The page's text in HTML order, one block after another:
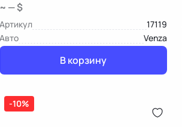
~ — $
Артикул
17119
Авто
Venza
В корзину
-10%